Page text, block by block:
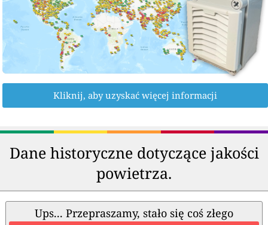
Kliknij, aby uzyskać więcej informacji
Dane historyczne dotyczące jakości
powietrza.
Ups... Przepraszamy, stało się coś złego